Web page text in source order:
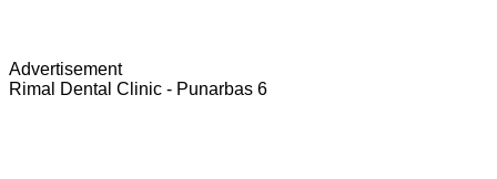
Advertisement
Rimal Dental Clinic - Punarbas 6